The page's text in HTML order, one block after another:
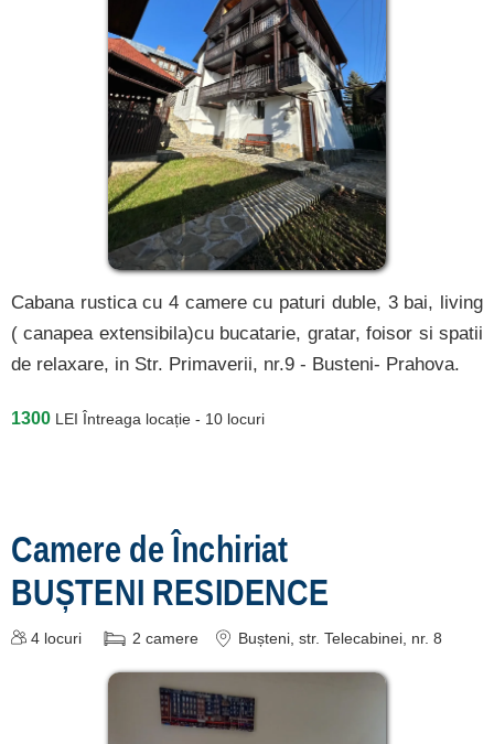
Cabana rustica cu 4 camere cu paturi duble, 3 bai, living
( canapea extensibila)cu bucatarie, gratar, foisor si spatii
de relaxare, in Str. Primaverii, nr.9 - Busteni- Prahova.
1300 LEI Întreaga locație - 10 locuri
Camere de Închiriat
BUȘTENI RESIDENCE
4 locuri 2 camere Bușteni , str. Telecabinei, nr. 8